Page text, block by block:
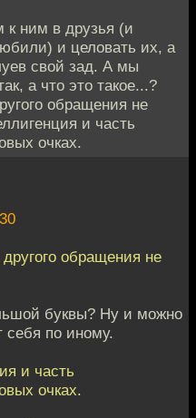
к ним в друзья (и
и целовать их, а
свой зад. А мы
а что это такое...?
обращения не
и часть
очках.
обращения не
буквы? Ну и можно
себя по иному.
и часть
очках.